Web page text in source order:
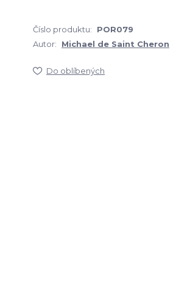
Číslo produktu: POR079
Autor:
Michael de Saint Cheron
Do oblíbených